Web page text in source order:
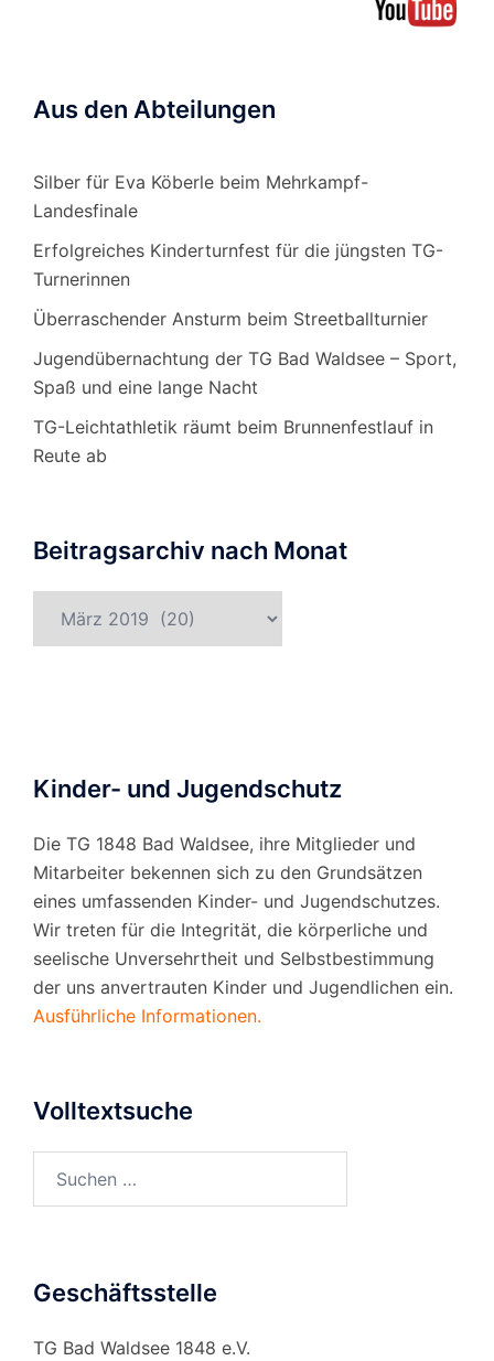
Aus den Abteilungen
Silber für Eva Köberle beim Mehrkampf-
Landesfinale
Erfolgreiches Kinderturnfest für die jüngsten TG-
Turnerinnen
Überraschender Ansturm beim Streetballturnier
Jugendübernachtung der TG Bad Waldsee – Sport,
Spaß und eine lange Nacht
TG-Leichtathletik räumt beim Brunnenfestlauf in
Reute ab
Beitragsarchiv nach Monat
Kinder- und Jugendschutz
Die TG 1848 Bad Waldsee, ihre Mitglieder und
Mitarbeiter bekennen sich zu den Grundsätzen
eines umfassenden Kinder- und Jugendschutzes.
Wir treten für die Integrität, die körperliche und
seelische Unversehrtheit und Selbstbestimmung
der uns anvertrauten Kinder und Jugendlichen ein.
Ausführliche Informationen.
Volltextsuche
Geschäftsstelle
TG Bad Waldsee 1848 e.V.